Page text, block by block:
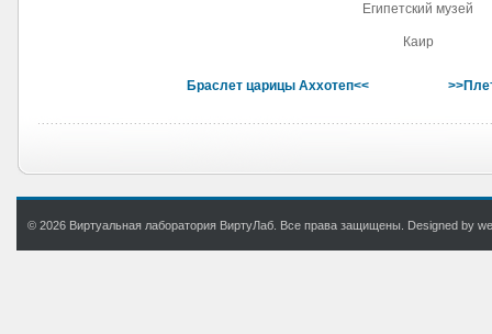
Египетский музей
Каир
Браслет царицы Аххотеп<<
© 2026 Виртуальная лаборатория ВиртуЛаб. Все права защищены. Designed by